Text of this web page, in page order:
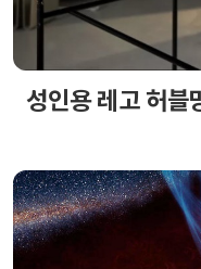
성인용 레고 허